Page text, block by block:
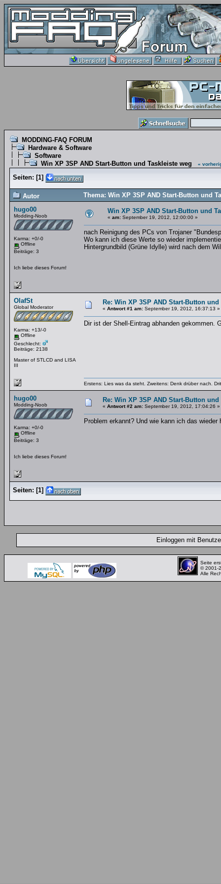
MODDING-FAQ FORUM
Hardware & Software
Software
Win XP 3SP AND Start-Button und Taskleiste weg
«
Seiten: [1]
Autor
Thema: Win XP 3SP AND Start-Button und
hugo00
Modding-Noob
Karma: +0/-0
Offline
Beiträge: 3
Ich liebe dieses Forum!
Win XP 3SP AND Start-Button und
« am: September 19, 2012, 12:00:00 »
nach Reinigung des PCs von Trojaner
Wo kann ich diese Werte so wieder
Hintergrundbild (Grüne Idylle) wird nach dem
OlafSt
Global Moderator
Karma: +13/-0
Offline
Geschlecht:
Beiträge: 2138
Master of STLCD and LISA
III
Re: Win XP 3SP AND Start-Button
« Antwort #1 am: September 19, 2012, 16:37:13 »
Dir ist der Shell-Eintrag abhanden gekommen.
Erstens: Lies was da steht. Zweitens: Denk drüber nach.
hugo00
Modding-Noob
Karma: +0/-0
Offline
Beiträge: 3
Ich liebe dieses Forum!
Re: Win XP 3SP AND Start-Button
« Antwort #2 am: September 19, 2012, 17:04:26 »
Problem erkannt? Und wie kann ich das wieder
Seiten: [1]
Einloggen mit
Seite
© 2001-
Alle